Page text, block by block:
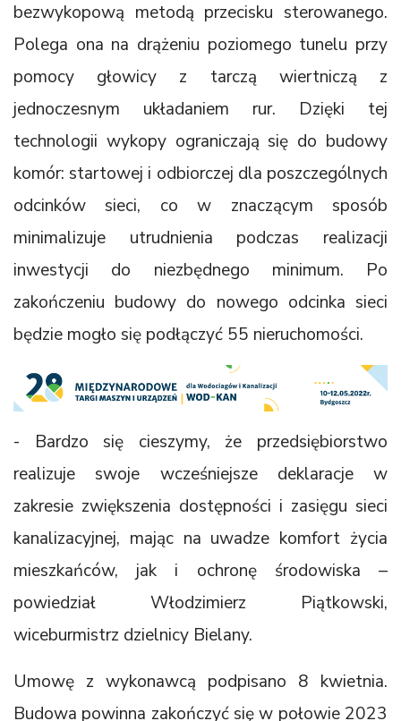
bezwykopową metodą przecisku sterowanego.
Polega ona na drążeniu poziomego tunelu przy
pomocy głowicy z tarczą wiertniczą z
jednoczesnym układaniem rur. Dzięki tej
technologii wykopy ograniczają się do budowy
komór: startowej i odbiorczej dla poszczególnych
odcinków sieci, co w znaczącym sposób
minimalizuje utrudnienia podczas realizacji
inwestycji do niezbędnego minimum. Po
zakończeniu budowy do nowego odcinka sieci
będzie mogło się podłączyć 55 nieruchomości.
- Bardzo się cieszymy, że przedsiębiorstwo
realizuje swoje wcześniejsze deklaracje w
zakresie zwiększenia dostępności i zasięgu sieci
kanalizacyjnej, mając na uwadze komfort życia
mieszkańców, jak i ochronę środowiska –
powiedział Włodzimierz Piątkowski,
wiceburmistrz dzielnicy Bielany.
Umowę z wykonawcą podpisano 8 kwietnia.
Budowa powinna zakończyć się w połowie 2023